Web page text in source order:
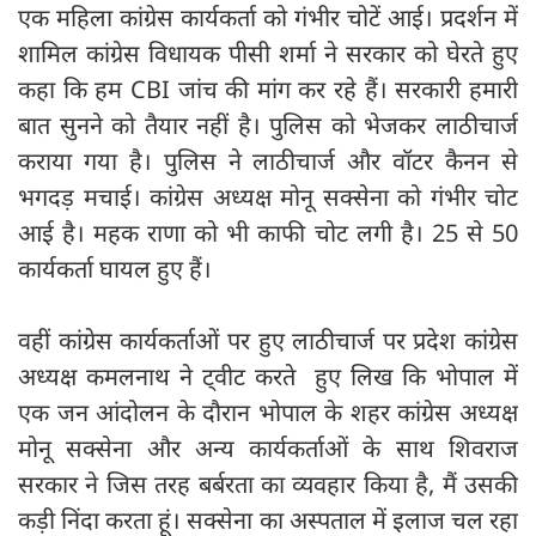
एक महिला कांग्रेस कार्यकर्ता को गंभीर चोटें आई। प्रदर्शन में
शामिल कांग्रेस विधायक पीसी शर्मा ने सरकार को घेरते हुए
कहा कि हम CBI जांच की मांग कर रहे हैं। सरकारी हमारी
बात सुनने को तैयार नहीं है। पुलिस को भेजकर लाठीचार्ज
कराया गया है। पुलिस ने लाठीचार्ज और वॉटर कैनन से
भगदड़ मचाई। कांग्रेस अध्यक्ष मोनू सक्सेना को गंभीर चोट
आई है। महक राणा को भी काफी चोट लगी है। 25 से 50
कार्यकर्ता घायल हुए हैं।
वहीं कांग्रेस कार्यकर्ताओं पर हुए लाठीचार्ज पर प्रदेश कांग्रेस
अध्यक्ष कमलनाथ ने ट्वीट करते हुए लिख कि भोपाल में
एक जन आंदोलन के दौरान भोपाल के शहर कांग्रेस अध्यक्ष
मोनू सक्सेना और अन्य कार्यकर्ताओं के साथ शिवराज
सरकार ने जिस तरह बर्बरता का व्यवहार किया है, मैं उसकी
कड़ी निंदा करता हूं। सक्सेना का अस्पताल में इलाज चल रहा